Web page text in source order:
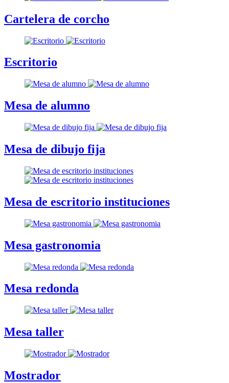
Cartelera de corcho
Escritorio
Mesa de alumno
Mesa de dibujo fija
Mesa de escritorio instituciones
Mesa gastronomia
Mesa redonda
Mesa taller
Mostrador